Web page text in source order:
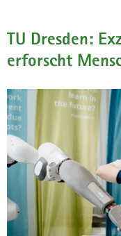
TU Dresden:
erforscht